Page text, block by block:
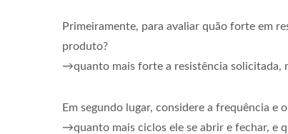
Primeiramente, para avaliar quão forte em
produto?
→quanto mais forte a resistência solicitada,
Em segundo lugar, considere a frequência e
→quanto mais ciclos ele se abrir e fechar, e